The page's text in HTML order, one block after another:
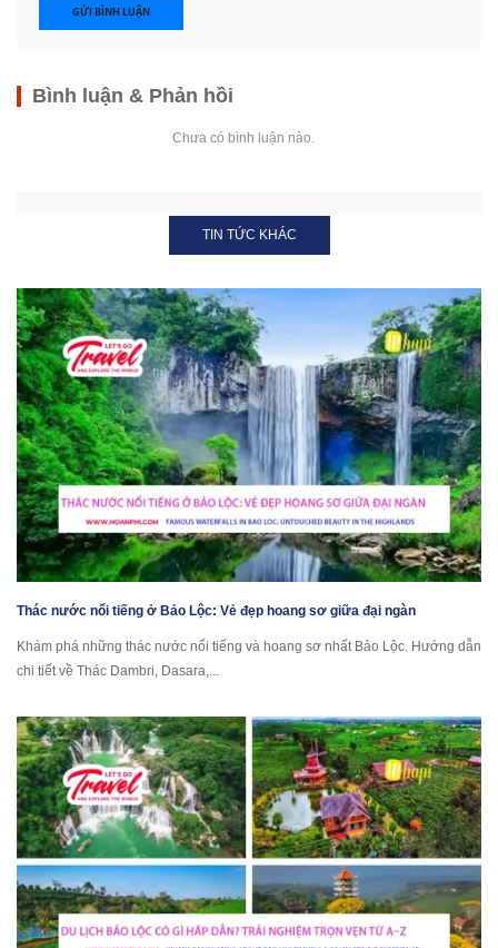
GỬI BÌNH LUẬN
Bình luận & Phản hồi
Chưa có bình luận nào.
TIN TỨC KHÁC
Thác nước nổi tiếng ở Bảo Lộc: Vẻ đẹp hoang sơ giữa đại ngàn
Khám phá những thác nước nổi tiếng và hoang sơ nhất Bảo Lộc. Hướng dẫn
chi tiết về Thác Dambri, Dasara,...